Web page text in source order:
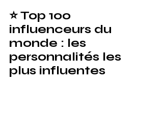
⭐ Top 100
influenceurs du
monde : les
personnalités les
plus influentes